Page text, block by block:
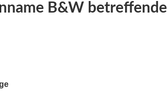
B&W betreffende